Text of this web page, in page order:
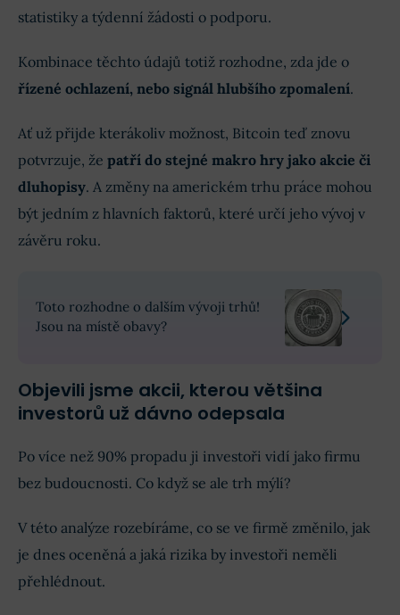
statistiky a týdenní žádosti o podporu.
Kombinace těchto údajů totiž rozhodne, zda jde o
řízené ochlazení, nebo signál hlubšího zpomalení.
Ať už přijde kterákoliv možnost, Bitcoin teď znovu
potvrzuje, že patří do stejné makro hry jako akcie či
dluhopisy. A změny na americkém trhu práce mohou
být jedním z hlavních faktorů, které určí jeho vývoj v
závěru roku.
Toto rozhodne o dalším vývoji trhů!
Jsou na místě obavy?
Objevili jsme akcii, kterou většina
investorů už dávno odepsala
Po více než 90% propadu ji investoři vidí jako firmu
bez budoucnosti. Co když se ale trh mýlí?
V této analýze rozebíráme, co se ve firmě změnilo, jak
je dnes oceněná a jaká rizika by investoři neměli
přehlédnout.